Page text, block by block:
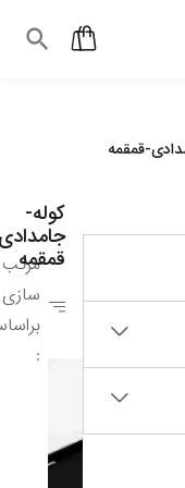
قمقمه
کوله-
قمقمهمرتب
سازی
:
7